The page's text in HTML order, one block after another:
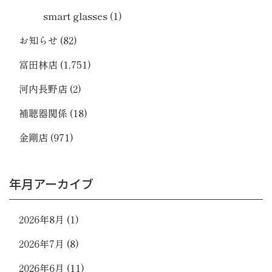
smart glasses (1)
お知らせ (82)
富田林店 (1,751)
河内長野店 (2)
補聴器関係 (18)
金剛店 (971)
年月アーカイブ
2026年8月 (1)
2026年7月 (8)
2026年6月 (11)